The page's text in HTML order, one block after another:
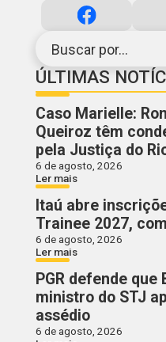
Buscar por...
ÚLTIMAS
Caso Marielle:
Queiroz têm
pela Justiça do
6 de agosto, 2026
Ler mais
Itaú abre
Trainee 2027,
6 de agosto, 2026
Ler mais
PGR defende
ministro do STJ
assédio
6 de agosto, 2026